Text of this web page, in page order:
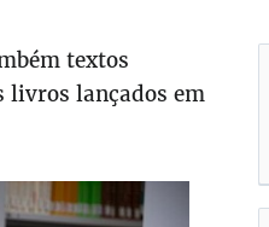
textos
livros lançados em